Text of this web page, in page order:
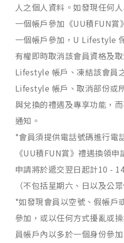
人之個人資料。如發現任何
一個帳戶參加《UU積FUN賞
一個帳戶參加，U Lifestyle
有權即時取消該會員資格及
Lifestyle 帳戶、凍結該會員
Lifestyle 帳戶、取消部份或
與兌換的禮遇及專享功能，
通知。
*會員須提供電話號碼進行電
《UU積FUN賞》禮遇換領
申請將於遞交翌日起計10 -
（不包括星期六、日以及公
*如發現會員以空號、假帳戶
參加，或以任何方式擾亂或
員帳戶內以多於一個身份參